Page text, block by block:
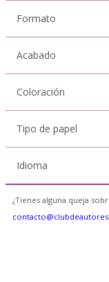
Formato
Acabado
Coloración
Tipo de papel
Idioma
¿Tienes alguna queja